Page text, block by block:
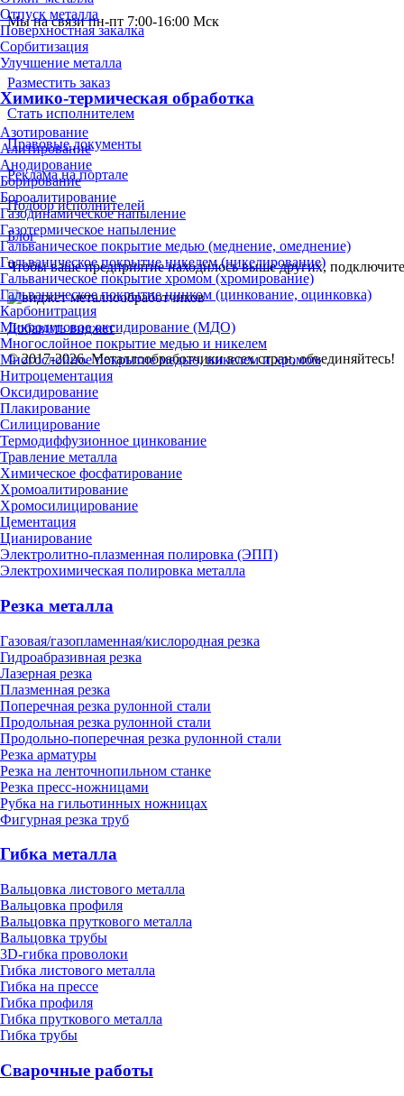
Отпуск металла
Поверхностная закалка
Сорбитизация
Улучшение металла
Химико-термическая обработка
Азотирование
Алитирование
Анодирование
Борирование
Бороалитирование
Газодинамическое напыление
Газотермическое напыление
Гальваническое покрытие медью (меднение, омеднение)
Гальваническое покрытие никелем (никелирование)
Гальваническое покрытие хромом (хромирование)
Гальваническое покрытие цинком (цинкование, оцинковка)
Карбонитрация
Микродуговое оксидирование (МДО)
Многослойное покрытие медью и никелем
Многослойное покрытие медью, никелем и хромом
Нитроцементация
Оксидирование
Плакирование
Силицирование
Термодиффузионное цинкование
Травление металла
Химическое фосфатирование
Хромоалитирование
Хромосилицирование
Цементация
Цианирование
Электролитно-плазменная полировка (ЭПП)
Электрохимическая полировка металла
Резка металла
Газовая/газопламенная/кислородная резка
Гидроабразивная резка
Лазерная резка
Плазменная резка
Поперечная резка рулонной стали
Продольная резка рулонной стали
Продольно-поперечная резка рулонной стали
Резка арматуры
Резка на ленточнопильном станке
Резка пресс-ножницами
Рубка на гильотинных ножницах
Фигурная резка труб
Гибка металла
Вальцовка листового металла
Вальцовка профиля
Вальцовка пруткового металла
Вальцовка трубы
3D-гибка проволоки
Гибка листового металла
Гибка на прессе
Гибка профиля
Гибка пруткового металла
Гибка трубы
Сварочные работы
Мы на связи пн-пт 7:00-16:00 Мск
Разместить заказ
Стать исполнителем
Правовые документы
Реклама на портале
Подбор исполнителей
Блог
Чтобы ваше предприятие находилось выше других,
Добавить виджет
© 2017-2026. Металлообработчики всех стран, объединяйтесь!